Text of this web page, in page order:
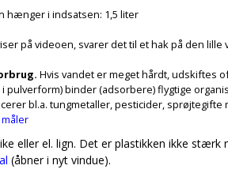
hænger i indsatsen: 1,5 liter
på videoen, svarer det til et hak på den lille
Hvis vandet er meget hårdt, udskiftes
pulverform) binder (adsorbere) flygtige
bl.a. tungmetaller, pesticider, sprøjtegifte
eller el. lign. Det er plastikken ikke stærk
(åbner i nyt vindue).